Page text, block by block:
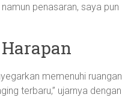
penasaran, saya pun
memenuhi ruangan
terbaru,” ujarnya dengan